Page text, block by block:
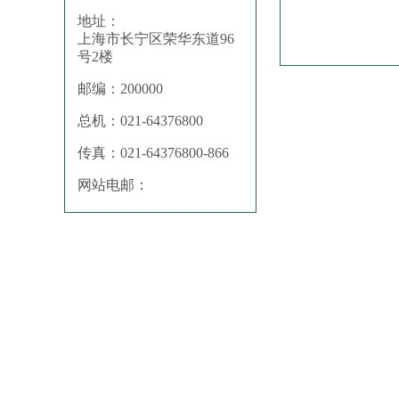
地址：
上海市长宁区荣华东道96
号2楼
邮编：200000
总机：021-64376800
传真：021-64376800-866
网站电邮：